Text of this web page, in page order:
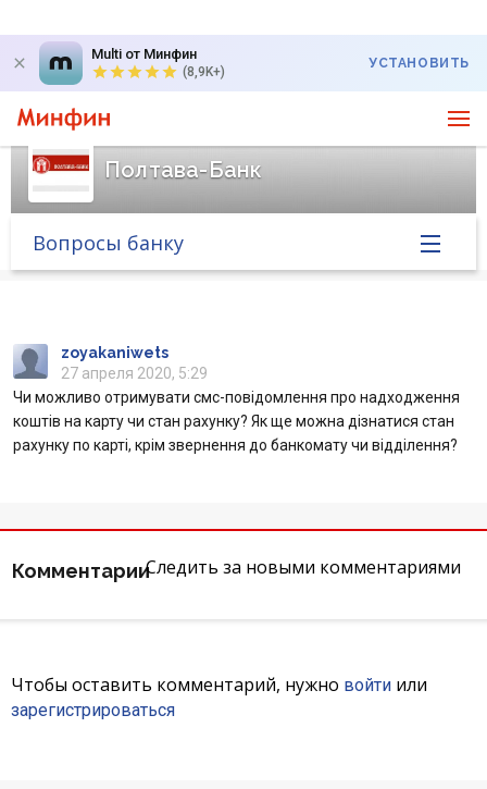
Multi от Минфин
(8,9K+)
УСТАНОВИТЬ
Полтава-Банк
Банк в новостях
Курс валют в банке
Вопросы банку
Кредити для бізнеса
Отделения и банкоматы
zoyakaniwets
27 апреля 2020, 5:29
Чи можливо отримувати смс-повідомлення про надходження
коштів на карту чи стан рахунку? Як ще можна дізнатися стан
рахунку по карті, крім звернення до банкомату чи відділення?
Следить за новыми комментариями
Комментарии
Чтобы оставить комментарий, нужно войти или
зарегистрироваться